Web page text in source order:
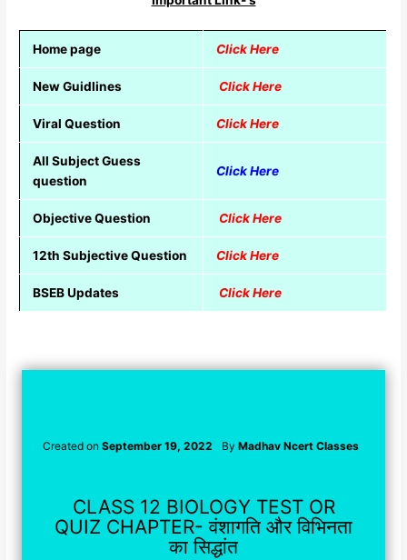
Home page Click Here
New Guidlines Click Here
Viral Question Click Here
All Subject Guess
question
Click Here
Objective Question Click Here
12th Subjective Question Click Here
BSEB Updates Click Here
Created on September 19, 2022 By Madhav Ncert Classes
CLASS 12 BIOLOGY TEST OR
QUIZ CHAPTER- वंशागति और विभिनता
का सिद्धांत